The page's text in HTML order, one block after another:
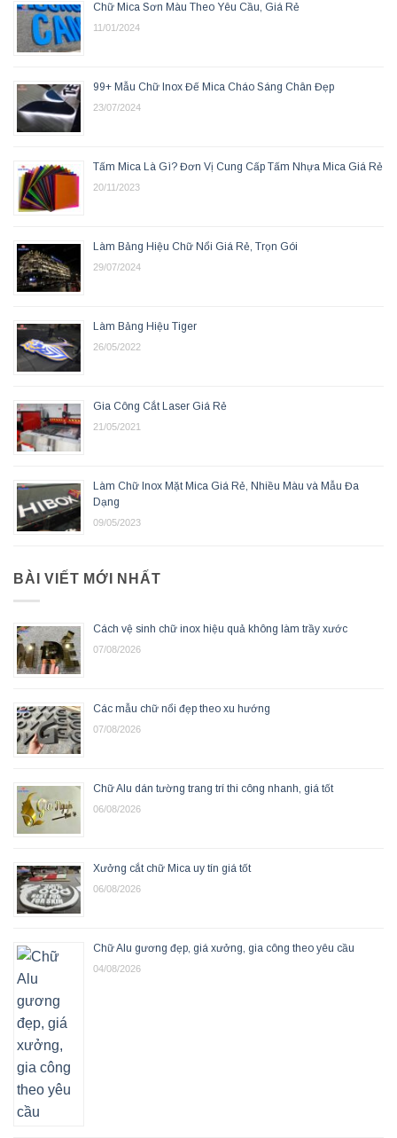
Chữ Mica Sơn Màu Theo Yêu Cầu, Giá Rẻ
11/01/2024
99+ Mẫu Chữ Inox Đế Mica Cháo Sáng Chân Đẹp
23/07/2024
Tấm Mica Là Gì? Đơn Vị Cung Cấp Tấm Nhựa Mica Giá Rẻ
20/11/2023
Làm Bảng Hiệu Chữ Nổi Giá Rẻ, Trọn Gói
29/07/2024
Làm Bảng Hiệu Tiger
26/05/2022
Gia Công Cắt Laser Giá Rẻ
21/05/2021
Làm Chữ Inox Mặt Mica Giá Rẻ, Nhiều Màu và Mẫu Đa
Dạng
09/05/2023
BÀI VIẾT MỚI NHẤT
Cách vệ sinh chữ inox hiệu quả không làm trầy xước
07/08/2026
Các mẫu chữ nổi đẹp theo xu hướng
07/08/2026
Chữ Alu dán tường trang trí thi công nhanh, giá tốt
06/08/2026
Xưởng cắt chữ Mica uy tín giá tốt
06/08/2026
Chữ Alu gương đẹp, giá xưởng, gia công theo yêu cầu
04/08/2026